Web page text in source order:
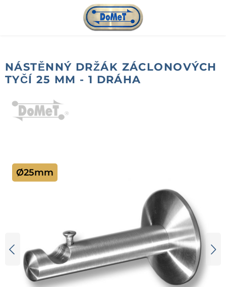
NÁSTĚNNÝ DRŽÁK ZÁCLONOVÝCH
TYČÍ 25 MM - 1 DRÁHA
Ø25mm